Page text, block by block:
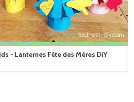
- Lanternes Fête des Mères DiY